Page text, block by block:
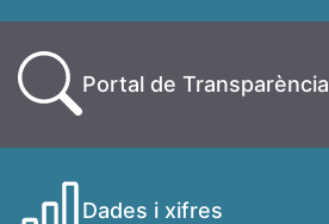
Portal de Transparència
Dades i xifres